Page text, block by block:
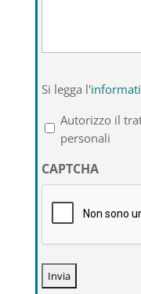
legga
l'informativa
sulla
privacy
*
Si legga l'
Autorizzo il
personali
CAPTCHA